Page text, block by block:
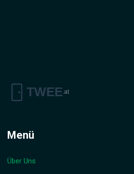
Menü
Über Uns